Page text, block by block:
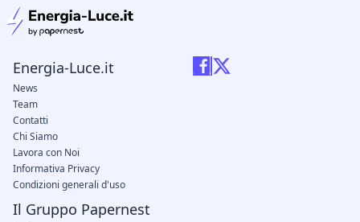
Energia-Luce.it
News
Team
Contatti
Chi Siamo
Lavora con Noi
Informativa Privacy
Condizioni generali d'uso
Il Gruppo Papernest